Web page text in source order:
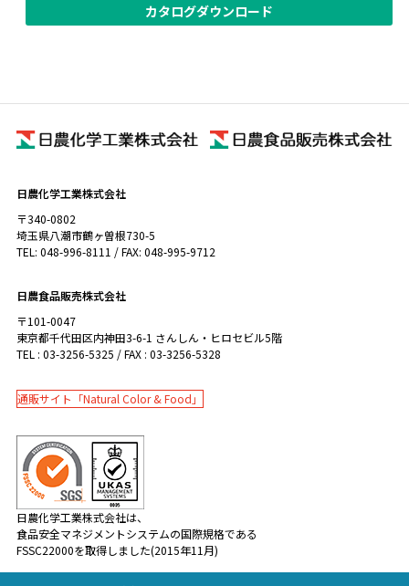
カタログダウンロード
日農化学工業株式会社
〒340-0802
埼玉県八潮市鶴ヶ曽根730-5
TEL: 048-996-8111 / FAX: 048-995-9712
日農食品販売株式会社
〒101-0047
東京都千代田区内神田3-6-1 さんしん・ヒロセビル5階
TEL : 03-3256-5325 / FAX : 03-3256-5328
通販サイト「Natural Color & Food」
日農化学工業株式会社は、
食品安全マネジメントシステムの国際規格である
FSSC22000を取得しました(2015年11月)